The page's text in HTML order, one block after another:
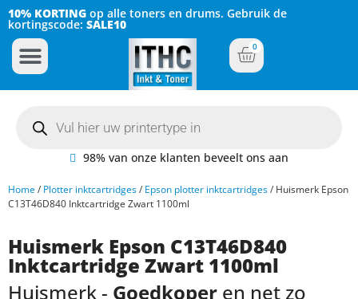
10% KORTING op alle toners en drums. Gebruik de
kortingscode: SALE10
0
98% van onze klanten beveelt ons aan
Home/ Plotter inktcartridges/ Epson plotter inktcartridges/ Huismerk Epson
C13T46D840 Inktcartridge Zwart 1100ml
Huismerk Epson C13T46D840
Inktcartridge Zwart 1100ml
Huismerk - Goedkoper en net zo